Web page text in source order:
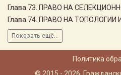
Глава 73. ПРАВО НА
Глава 74. ПРАВО НА
Показать ещё...
Политика
© 2015 - 2026,